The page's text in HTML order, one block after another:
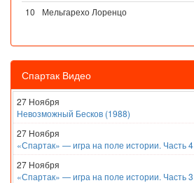
10
Мельгарехо Лоренцо
Спартак Видео
27 Ноября
Невозможный Бесков (1988)
27 Ноября
«Спартак» — игра на поле истории. Часть 4
27 Ноября
«Спартак» — игра на поле истории. Часть 3